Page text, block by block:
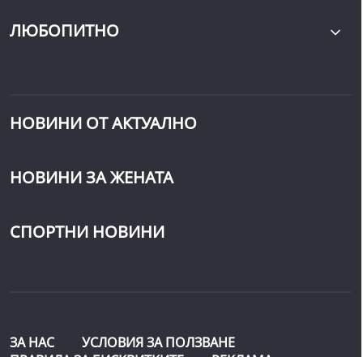
ЛЮБОПИТНО
НОВИНИ ОТ АКТУАЛНО
НОВИНИ ЗА ЖЕНАТА
СПОРТНИ НОВИНИ
ЗА НАС
УСЛОВИЯ ЗА ПОЛЗВАНЕ